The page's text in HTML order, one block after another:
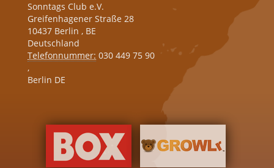
Sonntags Club e.V.
Greifenhagener Straße 28
10437 Berlin , BE
Deutschland
Telefonnummer: 030 449 75 90
,
Berlin DE